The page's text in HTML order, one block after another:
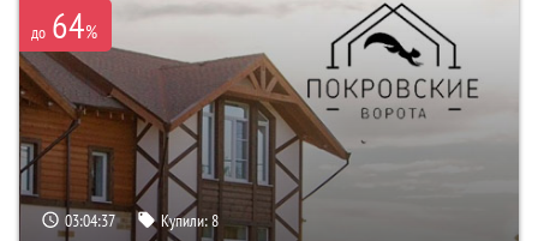
до 64%
03:04:35 Купили:8